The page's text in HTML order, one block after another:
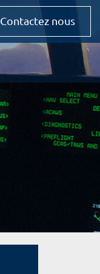
Contactez nous